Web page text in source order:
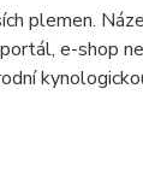
plemen.
e-shop